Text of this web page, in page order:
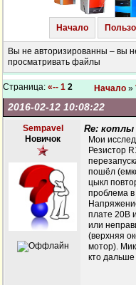
Начало
Вы не авторизированны – вы
просматривать файлы
Страница: «-- 1 2 Начало »
2016-02-12 10:08:22
Sempavel
Новичок
Re: котлы
Мои
Резистор
пошёл
цыкл
проблема
плате 20В
или
(верхняя
мотор).
кто дальше